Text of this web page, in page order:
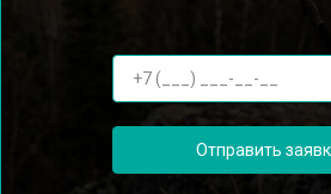
Отправить